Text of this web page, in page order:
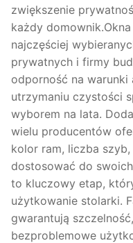
zwiększenie
każdy
najczęściej
prywatnych i firmy
odporność na warunki
utrzymaniu czystości
wyborem na lata.
wielu producentów
kolor ram, liczba
dostosować do
to kluczowy etap,
użytkowanie stolarki.
gwarantują
bezproblemowe